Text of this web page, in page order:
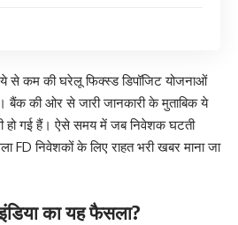
से कम की घरेलू फिक्स्ड डिपॉजिट योजनाओं
बैंक की ओर से जारी जानकारी के मुताबिक ये
हो गई हैं। ऐसे समय में जब निवेशक घटती
FD निवेशकों के लिए राहत भरी खबर माना जा
का यह फैसला?